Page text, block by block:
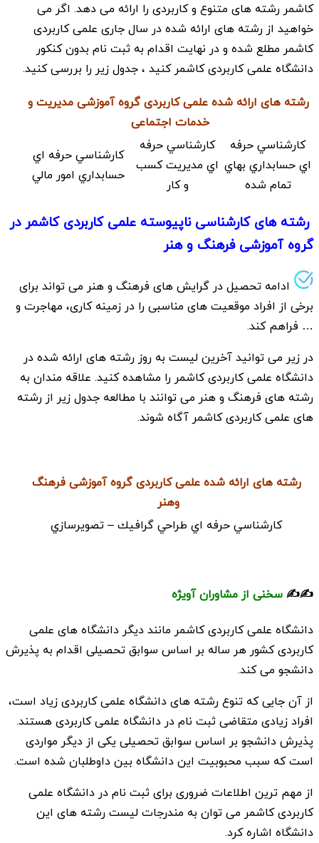
کاشمر رشته های متنوع و کاربردی را ارائه می دهد. اگر می
خواهید از رشته های ارائه شده در سال جاری علمی کاربردی
کاشمر مطلع شده و در نهایت اقدام به ثبت نام بدون کنکور
دانشگاه علمی کاربردی کاشمر کنید ، جدول زیر را بررسی کنید.
رشته های ارائه شده علمی کاربردی گروه آموزشی مدیریت و
خدمات اجتماعی
كارشناسي حرفه
اي حسابداري بهاي
تمام شده
كارشناسي حرفه
اي مديريت كسب
و كار
كارشناسي حرفه اي
حسابداري امور مالي
رشته های کارشناسی ناپیوسته علمی کاربردی کاشمر در
گروه آموزشی فرهنگ و هنر
ادامه تحصیل در گرایش های فرهنگ و هنر می تواند برای
برخی از افراد موقعیت های مناسبی را در زمینه کاری، مهاجرت و
… فراهم کند.
در زیر می توانید آخرین لیست به روز رشته های ارائه شده در
دانشگاه علمی کاربردی کاشمر را مشاهده کنید. علاقه مندان به
رشته های فرهنگ و هنر می توانند با مطالعه جدول زیر از رشته
های علمی کاربردی کاشمر آگاه شوند.
رشته های ارائه شده علمی کاربردی گروه آموزشی فرهنگ
وهنر
كارشناسي حرفه اي طراحي گرافيك – تصويرسازي
✍️✍️سخنی از مشاوران آویژه
دانشگاه علمی کاربردی کاشمر مانند دیگر دانشگاه های علمی
کاربردی کشور هر ساله بر اساس سوابق تحصیلی اقدام به پذیرش
دانشجو می کند.
از آن جایی که تنوع رشته های دانشگاه علمی کاربردی زیاد است،
افراد زیادی متقاضی ثبت نام در دانشگاه علمی کاربردی هستند.
پذیرش دانشجو بر اساس سوابق تحصیلی یکی از دیگر مواردی
است که سبب محبوبیت این دانشگاه بین داوطلبان شده است.
از مهم ترین اطلاعات ضروری برای ثبت نام در دانشگاه علمی
کاربردی کاشمر می توان به مندرجات لیست رشته های این
دانشگاه اشاره کرد.